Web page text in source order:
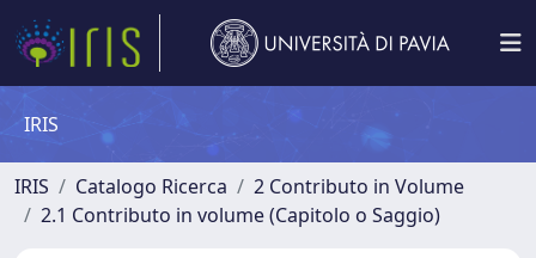
IRIS
IRIS Catalogo Ricerca
2 Contributo in Volume
2.1 Contributo in volume (Capitolo o Saggio)